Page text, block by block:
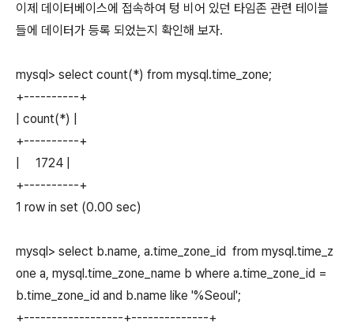
이제 데이터베이스에 접속하여 텅 비어 있던 타임존 관련 테이블
들에 데이터가 등록 되었는지 확인해 보자.
mysql> select count(*) from mysql.time_zone;
+----------+
| count(*) |
+----------+
| 1724 |
+----------+
1 row in set (0.00 sec)
mysql> select b.name, a.time_zone_id from mysql.time_z
one a, mysql.time_zone_name b where a.time_zone_id =
b.time_zone_id and b.name like '%Seoul';
+------------------+--------------+